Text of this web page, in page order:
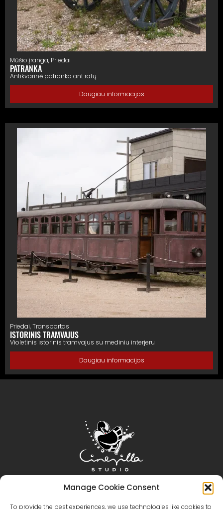
Manage Cookie Consent
To provide the best experiences, we use technologies like cookies to
Mūšio įranga, Priedai
PATRANKA
Antikvarinė patranka ant ratų
Daugiau informacijos
Priedai,Transportas
ISTORINIS TRAMVAJUS
Violetinis istorinis tramvajus su mediniu interjeru
Daugiau informacijos
Cinevilla Filmų kūrimas